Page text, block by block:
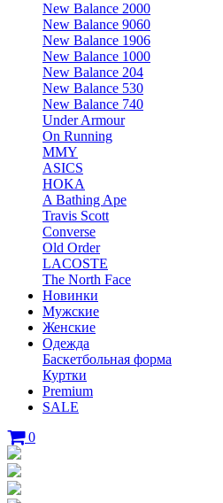
New Balance 2000
New Balance 9060
New Balance 1906
New Balance 1000
New Balance 204
New Balance 530
New Balance 740
Under Armour
On Running
MMY
ASICS
HOKA
A Bathing Ape
Travis Scott
Converse
Old Order
LACOSTE
The North Face
Новинки
Мужские
Женские
Одежда
Баскетбольная форма
Куртки
Premium
SALE
0